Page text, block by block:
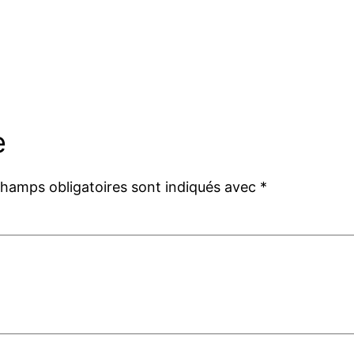
obligatoires sont indiqués avec *